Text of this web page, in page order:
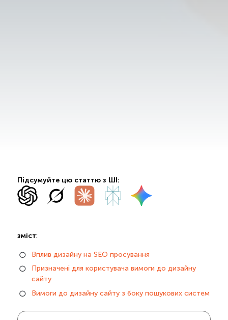
Підсумуйте цю статтю з ШІ:
зміст:
Вплив дизайну на SEO просування
Призначені для користувача вимоги до дизайну
сайту
Вимоги до дизайну сайту з боку пошукових систем